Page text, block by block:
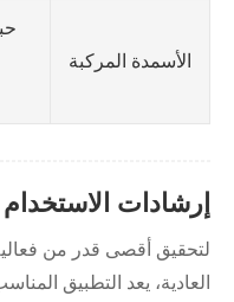
الأسمدة المركبة
إرشادات الاستخدام
لتحقيق أقصى قدر من
العادية، يعد التطبيق